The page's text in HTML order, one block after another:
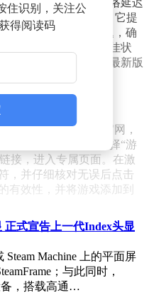
业工具如UU加速器，它提
点解决各种网络问题，确
保手机浏览器处于最佳状
干扰插件以及更新至最新版
。
览器中打开Steam官网，
用）。在网页界面选择“游
接，进入专属页面。在激
，并仔细核对无误后点击
有效性，并将游戏添加到
效，但偶尔仍可能遇到激
使用Steam移动应用或客
善后再试。同时，玩家也
，减少延迟和丢包，提高
住识别，关注公
得阅读码
正式宣告上一代Index头显
Machine 上的平面屏
；与此同时，
备，搭载高通…